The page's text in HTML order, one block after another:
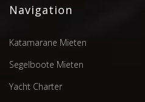
Navigation
Katamarane Mieten
Segelboote Mieten
Yacht Charter